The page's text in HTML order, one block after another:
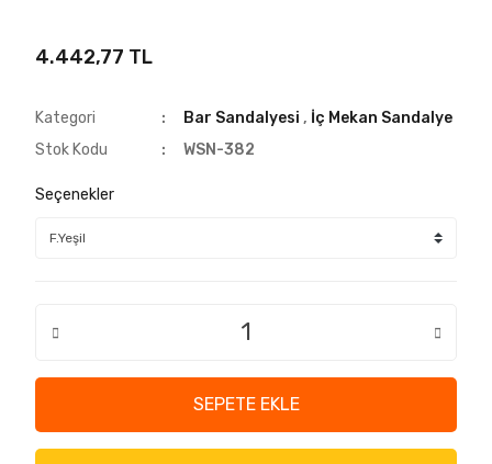
4.442,77 TL
Kategori Bar Sandalyesi , İç Mekan Sandalye
Stok Kodu
WSN-382
Seçenekler
SEPETE EKLE